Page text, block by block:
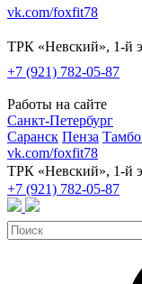
vk.com/foxfit78
ТРК «Невский», 1-й
+7 (921) 782-05-87
Работы на сайте
Санкт-Петербург
Саранск Пенза
vk.com/foxfit78
ТРК «Невский», 1-й
+7 (921) 782-05-87